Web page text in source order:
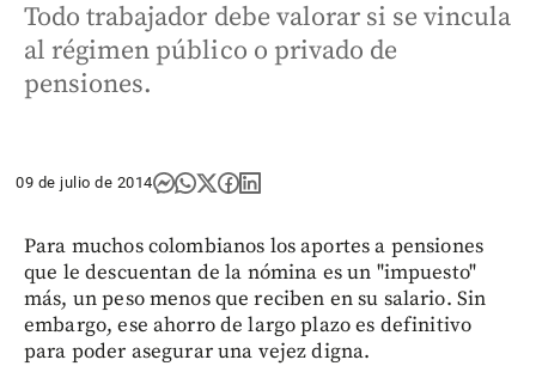
Todo trabajador debe valorar si se vincula
al régimen público o privado de
pensiones.
09 de julio de 2014
Para muchos colombianos los aportes a pensiones
que le descuentan de la nómina es un "impuesto"
más, un peso menos que reciben en su salario. Sin
embargo, ese ahorro de largo plazo es definitivo
para poder asegurar una vejez digna.